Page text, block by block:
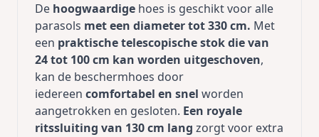
De hoogwaardige hoes is geschikt voor alle
parasols met een diameter tot 330 cm. Met
een praktische telescopische stok die van
24 tot 100 cm kan worden uitgeschoven,
kan de beschermhoes door
iedereen comfortabel en snel worden
aangetrokken en gesloten. Een royale
ritssluiting van 130 cm lang zorgt voor extra